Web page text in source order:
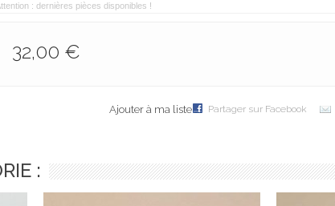
: dernières pièces disponibles !
32,00 €
Partager sur Facebook
Ajouter à ma liste
: